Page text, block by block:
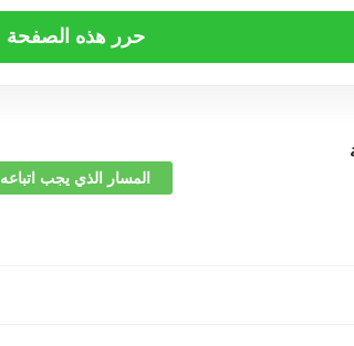
حرر هذه الصفحة
المسار الذي يجب اتباعه